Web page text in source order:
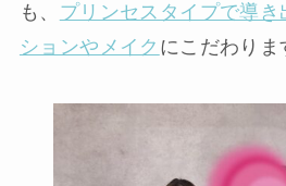
も、 プリンセスタイプで導き
ションやメイク にこだわりま